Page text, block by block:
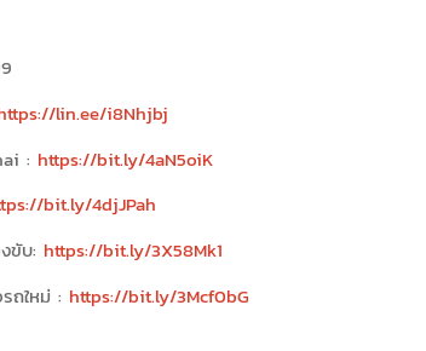
lin.ee/i8Nhjbj
: https://bit.ly/4aN5oiK
bit.ly/4djJPah
ขับ: https://bit.ly/3X58Mk1
ถใหม่ : https://bit.ly/3Mcf0bG